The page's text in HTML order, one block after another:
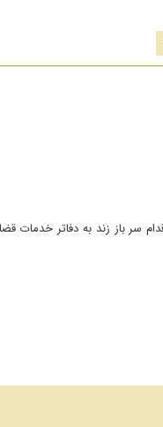
سر باز زند به دفاتر خدمات